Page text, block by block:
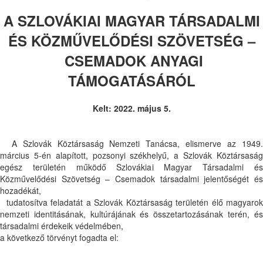
A SZLOVÁKIAI MAGYAR TÁRSADALMI
ÉS KÖZMŰVELŐDÉSI SZÖVETSÉG –
CSEMADOK ANYAGI
TÁMOGATÁSÁRÓL
Kelt: 2022. május 5.
A Szlovák Köztársaság Nemzeti Tanácsa, elismerve az 1949.
március 5-én alapított, pozsonyi székhelyű, a Szlovák Köztársaság
egész területén működő Szlovákiai Magyar Társadalmi és
Közművelődési Szövetség – Csemadok társadalmi jelentőségét és
hozadékát,
tudatosítva feladatát a Szlovák Köztársaság területén élő magyarok
nemzeti identitásának, kultúrájának és összetartozásának terén, és
társadalmi érdekeik védelmében,
a következő törvényt fogadta el: